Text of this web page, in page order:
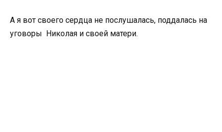
А я вот своего сердца не послушалась, поддалась на
уговоры Николая и своей матери.